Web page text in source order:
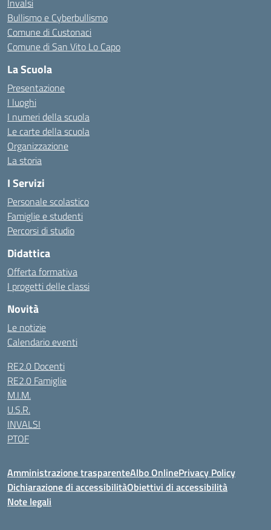
Invalsi
Bullismo e Cyberbullismo
Comune di Custonaci
Comune di San Vito Lo Capo
La Scuola
Presentazione
I luoghi
I numeri della scuola
Le carte della scuola
Organizzazione
La storia
I Servizi
Personale scolastico
Famiglie e studenti
Percorsi di studio
Didattica
Offerta formativa
I progetti delle classi
Novità
Le notizie
Calendario eventi
RE2.0 Docenti
RE2.0 Famiglie
M.I.M.
U.S.R.
INVALSI
PTOF
Amministrazione trasparenteAlbo OnlinePrivacy Policy
Dichiarazione di accessibilitàObiettivi di accessibilità
Note legali